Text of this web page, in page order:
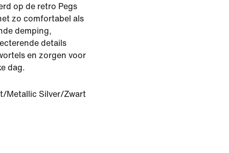
op de retro Pegs
zo comfortabel als
demping,
details
en zorgen voor
dag.
Metallic Silver/Zwart